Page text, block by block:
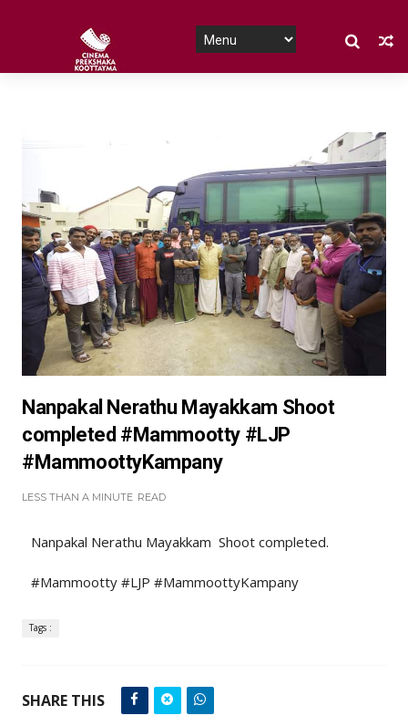
Nanpakal Nerathu Mayakkam Shoot
completed #Mammootty #LJP
#MammoottyKampany
LESS THAN A MINUTE READ
Nanpakal Nerathu Mayakkam Shoot completed.
#Mammootty #LJP #MammoottyKampany
Tags :
SHARE THIS